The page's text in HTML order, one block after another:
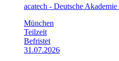
acatech - Deutsche
München
Teilzeit
Befristet
31.07.2026